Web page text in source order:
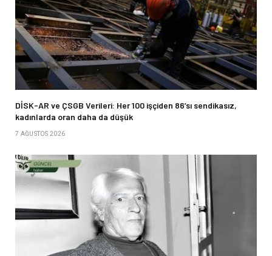
DİSK-AR ve ÇSGB Verileri: Her 100 işçiden 86’sı sendikasız,
kadınlarda oran daha da düşük
7 AĞUSTOS 2026